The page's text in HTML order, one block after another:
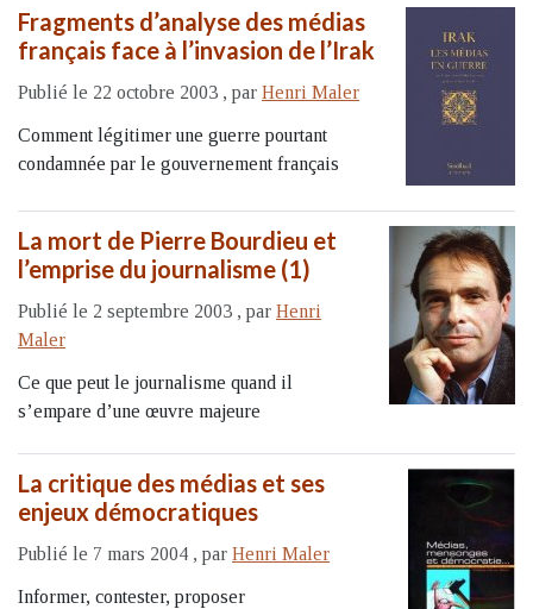
Fragments d’analyse des médias
français face à l’invasion de l’Irak
Publié le 22 octobre 2003 , par Henri Maler
Comment légitimer une guerre pourtant
condamnée par le gouvernement français
La mort de Pierre Bourdieu et
l’emprise du journalisme (1)
Publié le 2 septembre 2003 , par Henri
Maler
Ce que peut le journalisme quand il
s’empare d’une œuvre majeure
La critique des médias et ses
enjeux démocratiques
Publié le 7 mars 2004 , par Henri Maler
Informer, contester, proposer